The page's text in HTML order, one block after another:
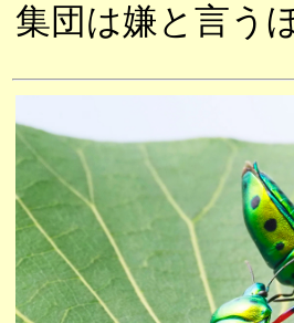
集団は嫌と言う